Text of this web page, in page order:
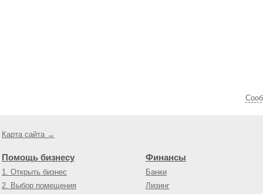
Карта сайта →
Помощь бизнесу
1. Открыть бизнес
2. Выбор помещения
Финансы
Банки
Лизинг